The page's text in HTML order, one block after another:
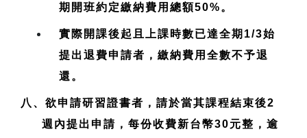
期開班約定繳納費用總額50%。
實際開課後起且上課時數已達全期1/3始
提出退費申請者，繳納費用全數不予退
還。
八、欲申請研習證書者，請於當其課程結束後2
週內提出申請，每份收費新台幣30元整，逾